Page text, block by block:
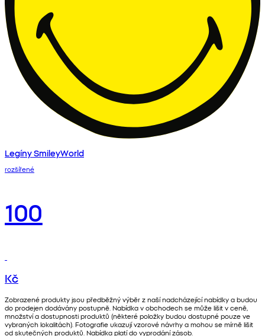
Legíny SmileyWorld
rozšířené
100
Kč
Zobrazené produkty jsou předběžný výběr z naší nadcházející nabídky a budou
do prodejen dodávány postupně. Nabídka v obchodech se může lišit v ceně,
množství a dostupnosti produktů (některé položky budou dostupné pouze ve
vybraných lokalitách). Fotografie ukazují vzorové návrhy a mohou se mírně lišit
od skutečných produktů. Nabídka platí do vyprodání zásob.